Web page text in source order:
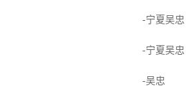
-宁夏吴忠
-宁夏吴忠
-吴忠